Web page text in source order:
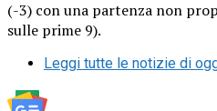
(-3) con una partenza non
sulle prime 9).
Leggi tutte le notizie di